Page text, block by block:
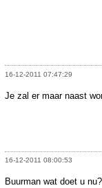
16-12-2011 07:47:29
Je zal er maar naast
16-12-2011 08:00:53
Buurman wat doet u nu?